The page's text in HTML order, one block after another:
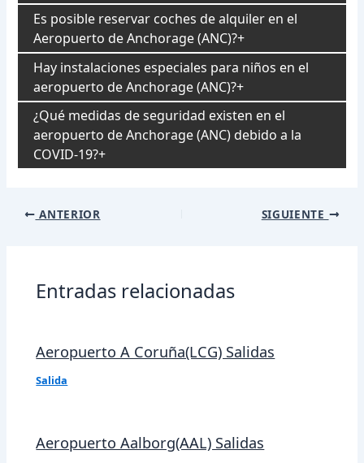
Es posible reservar coches de alquiler en el
Aeropuerto de Anchorage (ANC)?
Hay instalaciones especiales para niños en el
aeropuerto de Anchorage (ANC)?
¿Qué medidas de seguridad existen en el
aeropuerto de Anchorage (ANC) debido a la
COVID-19?
Navegación
ANTERIOR SIGUIENTE
Entradas relacionadas
Aeropuerto A Coruña(LCG) Salidas
Salida
Aeropuerto Aalborg(AAL) Salidas